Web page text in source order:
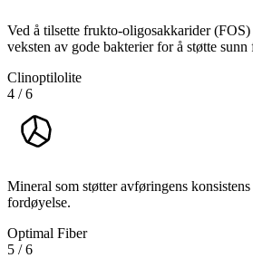
Ved å tilsette frukto-oligosakkarider
veksten av gode bakterier for å støtte sunn
Clinoptilolite
4 /6
Mineral som støtter avføringens
fordøyelse.
Optimal Fiber
5 /6